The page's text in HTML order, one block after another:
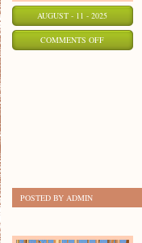
AUGUST - 11 - 2025
COMMENTS OFFON
POSTED BY ADMIN